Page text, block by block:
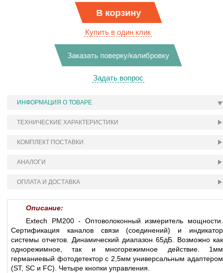
В корзину
Купить в один клик
Заказать поверку/калибровку
Задать вопрос
ИНФОРМАЦИЯ О ТОВАРЕ
ТЕХНИЧЕСКИЕ ХАРАКТЕРИСТИКИ
КОМПЛЕКТ ПОСТАВКИ
АНАЛОГИ
ОПЛАТА И ДОСТАВКА
Описание:
Extech PM200 - Оптоволоконный измеритель мощности.
Сертификация каналов связи (соединений) и индикатор
системы отчетов. Динамический диапазон 65дБ. Возможно как
однорежимное, так и многорежимное действие. 1мм
германиевый фотодетектор с 2,5мм универсальным адаптером
(SТ, SC и FC). Четыре кнопки управления.